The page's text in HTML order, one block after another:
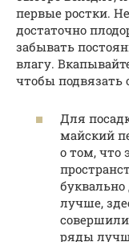
первые ростки.
достаточно
забывать
влагу.
чтобы
Для
майский
о том, что
лучше,
ряды